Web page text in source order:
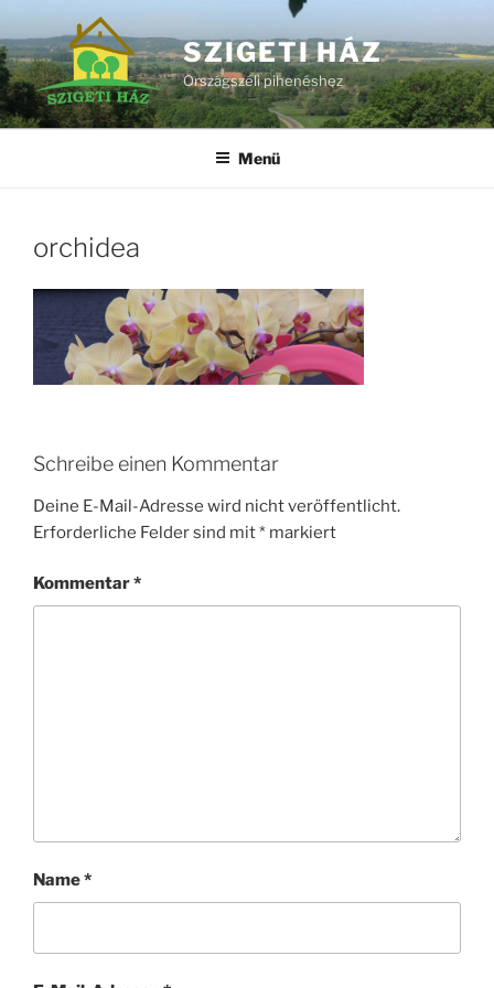
Inhalt
springen
SZIGETI HÁZ
Országszéli pihenéshez
Menü
orchidea
Schreibe einen Kommentar
Deine E-Mail-Adresse wird nicht veröffentlicht.
Erforderliche Felder sind mit* markiert
Kommentar*
Name*